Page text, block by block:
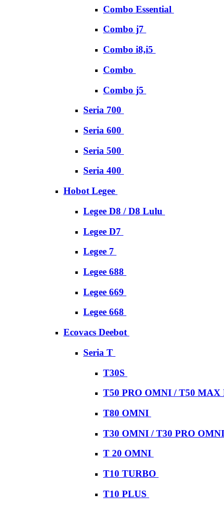
Combo Essential
Combo j7
Combo i8,i5
Combo
Combo j5
Seria 700
Seria 600
Seria 500
Seria 400
Hobot Legee
Legee D8 / D8 Lulu
Legee D7
Legee 7
Legee 688
Legee 669
Legee 668
Ecovacs Deebot
Seria T
T30S
T50 PRO OMNI / T50
T80 OMNI
T30 OMNI / T30 PRO OMNI
T 20 OMNI
T10 TURBO
T10 PLUS